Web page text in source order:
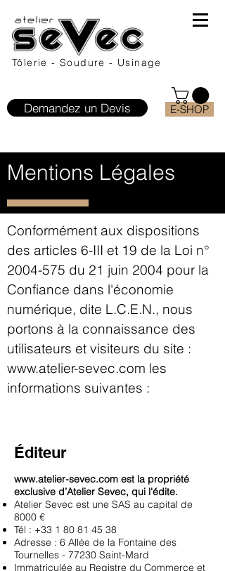
Tôlerie - Soudure - Usinage
E-SHOP
Demandez un Devis
Mentions Légales
Conformément aux dispositions
des articles 6-III et 19 de la Loi n°
2004-575 du 21 juin 2004 pour la
Confiance dans l'économie
numérique, dite L.C.E.N., nous
portons à la connaissance des
utilisateurs et visiteurs du site :
www.atelier-sevec.com les
informations suivantes :
Éditeur
www.atelier-sevec.com est la propriété
exclusive d’Atelier Sevec, qui l'édite.
Atelier Sevec est une SAS au capital de
8000 €
Tél : +33 1 80 81 45 38
Adresse : 6 Allée de la Fontaine des
Tournelles - 77230 Saint-Mard
Immatriculée au Registre du Commerce et